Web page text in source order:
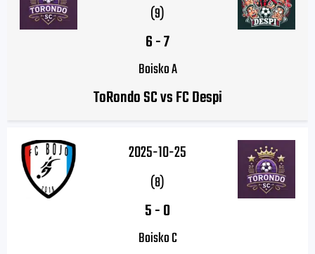
(9)
6-7
Boisko A
ToRondo SC vs FC Despi
2025-10-25
(8)
5-0
Boisko C